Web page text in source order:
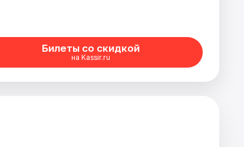
Билеты со скидкой
на Kassir.ru